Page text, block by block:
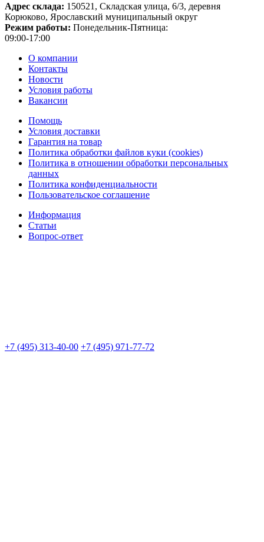
Адрес склада: 150521, Складская улица, 6/3, деревня
Корюково, Ярославский муниципальный округ
Режим работы: Понедельник-Пятница:
09:00-17:00
О компании
Контакты
Новости
Условия работы
Вакансии
Помощь
Условия доставки
Гарантия на товар
Политика обработки файлов куки (cookies)
Политика в отношении обработки персональных
данных
Политика конфиденциальности
Пользовательское соглашение
Информация
Статьи
Вопрос-ответ
+7 (495) 313-40-00 +7 (495) 971-77-72